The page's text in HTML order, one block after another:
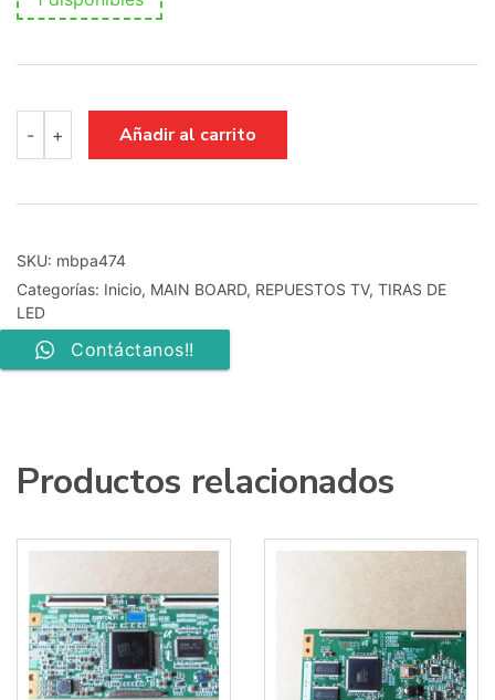
-
board
17mb97
32pulgadas
tx-
32c300e
cantidad
+ Añadir al carrito
SKU: mbpa474
Categorías: Inicio, MAIN BOARD, REPUESTOS TV, TIRAS DE
LED
Contáctanos!!
Productos relacionados